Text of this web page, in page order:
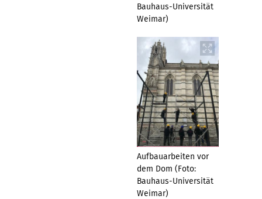
Bauhaus-Universität
Weimar)
Aufbauarbeiten vor
dem Dom (Foto:
Bauhaus-Universität
Weimar)